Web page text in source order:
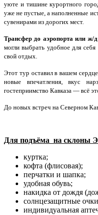
уюте и тишине курортного
уже не пустые, а наполненные
сувенирами из дорогих мест.
Трансфер до аэропорта или ж/
могли выбрать удобное для
свой отдых.
Этот тур оставил в вашем
новые впечатления, вкус
гостеприимство Кавказа — всё
До новых встреч на Северном
Для подъёма на склоны
куртка;
кофта (флисовая);
перчатки и шапка;
удобная обувь;
накидка от дождя
солнцезащитные
индивидуальная